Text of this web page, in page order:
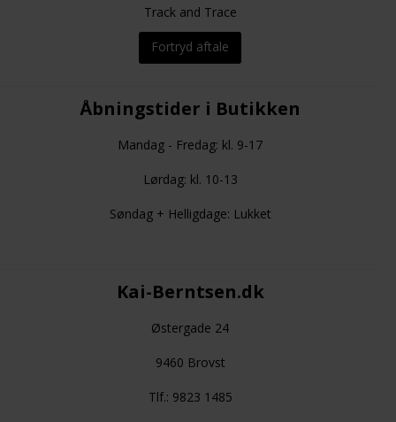
Kai-Berntsen.dk
Østergade 24
9460 Brovst
Tlf.: 9823 1485
Åbningstider i Butikken
Mandag - Fredag: kl. 9-17
Lørdag: kl. 10-13
Søndag + Helligdage: Lukket
Track and Trace
Fortryd aftale